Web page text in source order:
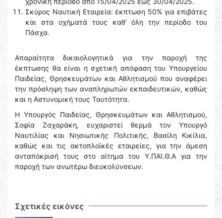
Σκύρος Ναυτική Εταιρεία: έκπτωση 50% για επιβάτες
και στα οχήματά τους καθ’ όλη την περίοδο του
Πάσχα.
Απαραίτητα δικαιολογητικά για την παροχή της
έκπτωσης θα είναι η σχετική απόφαση του Υπουργείου
Παιδείας, Θρησκευμάτων και Αθλητισμού που αναφέρει
την πρόσληψη των αναπληρωτών εκπαιδευτικών, καθώς
και η Αστυνομική τους Ταυτότητα.
Η Υπουργός Παιδείας, Θρησκευμάτων και Αθλητισμού,
Σοφία Ζαχαράκη, ευχαριστεί θερμά τον Υπουργό
Ναυτιλίας και Νησιωτικής Πολιτικής, Βασίλη Κικίλια,
καθώς και τις ακτοπλοϊκές εταιρείες, για την άμεση
ανταπόκρισή τους στο αίτημα του Υ.ΠΑΙ.Θ.Α για την
παροχή των ανωτέρω διευκολύνσεων.
Σχετικές εικόνες